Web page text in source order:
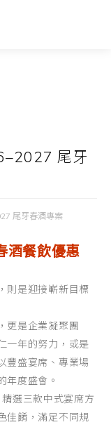
尾牙
尾牙春酒專案
酒餐飲優惠
則是迎接嶄新目標
更是企業凝聚團
一年的努力，或是
豐盛宴席、專業場
年度盛會。
選三款中式宴席方
佳餚，滿足不同規